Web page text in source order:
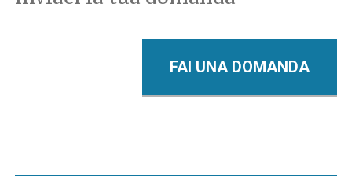
FAI UNA DOMANDA